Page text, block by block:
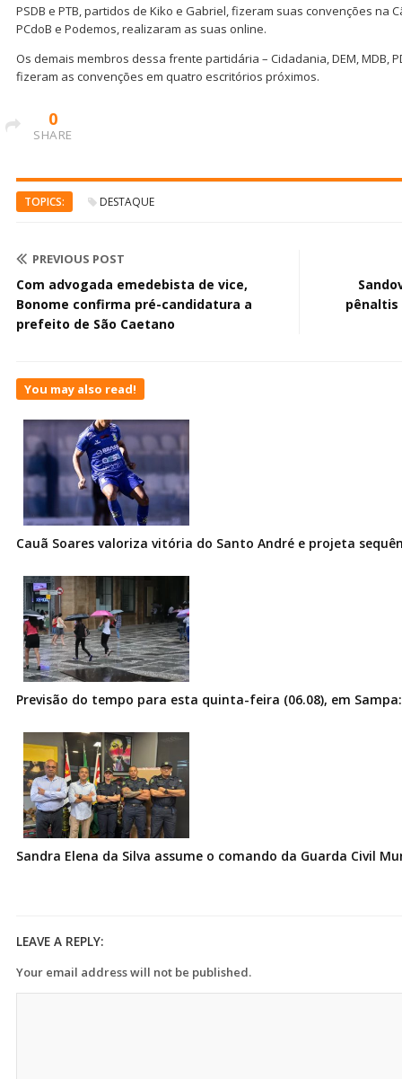
PSDB e PTB, partidos de Kiko e Gabriel, fizeram suas convenções na
PCdoB e Podemos, realizaram as suas online.
Os demais membros dessa frente partidária – Cidadania, DEM, MDB,
fizeram as convenções em quatro escritórios próximos.
0
SHARE
TOPICS: DESTAQUE
PREVIOUS POST
Com advogada emedebista de vice,
Bonome confirma pré-candidatura a
prefeito de São Caetano
pênaltis
You may also read!
Cauã Soares valoriza vitória do Santo André e projeta
Previsão do tempo para esta quinta-feira (06.08), em
Sandra Elena da Silva assume o comando da Guarda Civil
LEAVE A REPLY:
Your email address will not be published.